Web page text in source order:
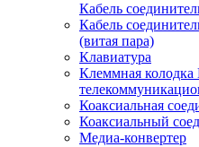
Кабель
Кабель
(витая пара)
Клавиатура
Клеммная колодка
Коаксиальная
Коаксиальный
Медиа-конвертер